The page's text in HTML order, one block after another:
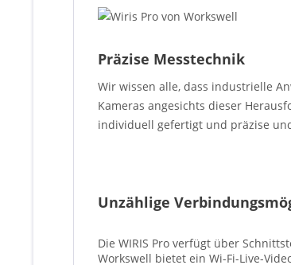
Präzise Messtechnik
Wir wissen alle, dass industrielle
Kameras angesichts dieser
individuell gefertigt und präzise
Unzählige
Die WIRIS Pro verfügt über
Workswell bietet ein Wi-Fi-Live-